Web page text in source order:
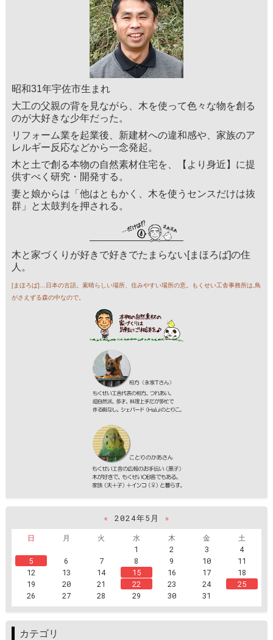
昭和31年宇佐市生まれ
大工の父親の背を見ながら、木を使って色々な物を創る
のが大好きな少年だった。
リフォーム業を起業後、新建材への違和感や、家族のア
レルギー反応などから一念発起。
木と土で創る本物の自然素材住宅を、【より身近】に提
供すべく研究・開発する。
妻と娘からは「他はともかく、木を使うセンスだけは抜
群」と太鼓判を押される。
木と家づくりが好きで好きでたまらない[まほろば]の住
人。
[まほろば]…日本の古語。素晴らしい場所、住みやすい場所の意。もくせい工舎事務所は,鳥
がさえずる森の中なので。
« 2024年5月
»
日
月 火 水 木 金
土
1
2 3
4
5
6 7 8 9 10
11
12
13 14 15 16 17
18
19
20 21 22 23 24
25
26
27 28 29 30 31
カテゴリ